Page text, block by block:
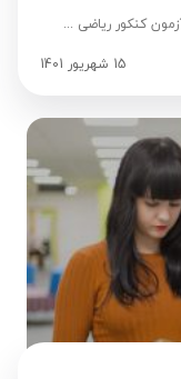
کنکور ریاضی ...
15 شهریور 1401